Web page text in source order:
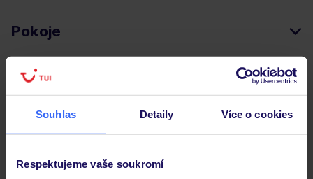
Souhlas Detaily Více o cookies
Respektujeme vaše soukromí
Pokoje
Stravování
Důležité informace